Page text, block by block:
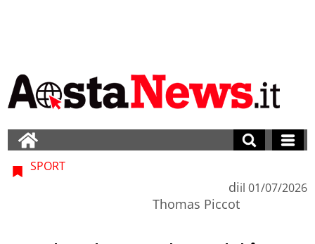
SPORT
di
Thomas Piccot
il 01/07/2026